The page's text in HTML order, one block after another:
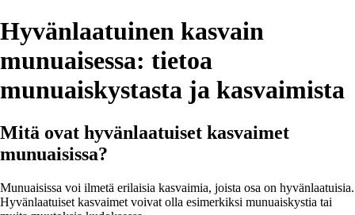
Hyvänlaatuinen kasvain
munuaisessa: tietoa
munuaiskystasta ja kasvaimista
Mitä ovat hyvänlaatuiset kasvaimet
munuaisissa?
Munuaisissa voi ilmetä erilaisia kasvaimia, joista osa on hyvänlaatuisia.
Hyvänlaatuiset kasvaimet voivat olla esimerkiksi munuaiskystia tai